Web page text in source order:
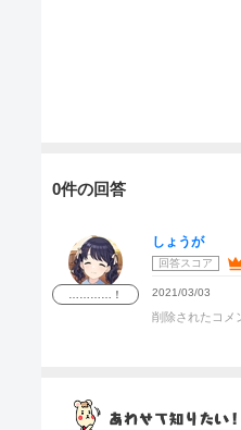
0件の回答
…………！
しょうが
回答スコア
2021/03/03
削除されたコメ